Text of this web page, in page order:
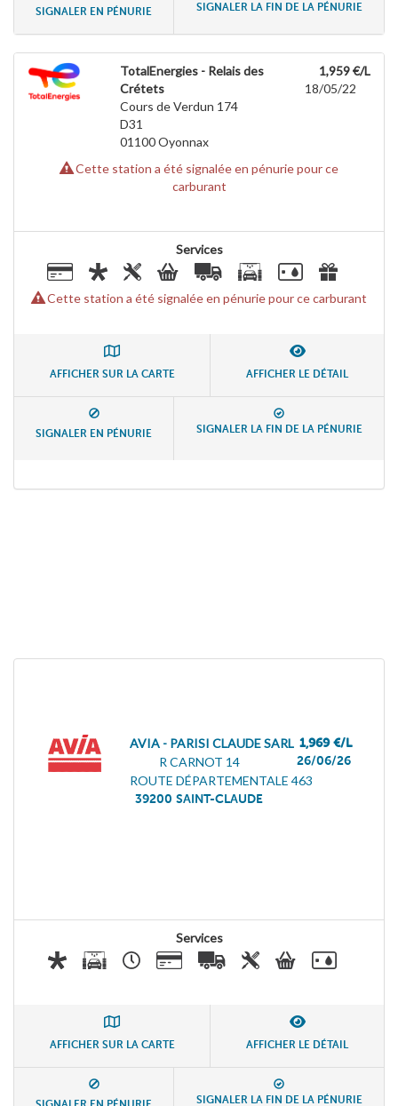
SIGNALER EN PÉNURIE SIGNALER LA FIN DE LA PÉNURIE
TotalEnergies - Relais des
Crétets
Cours de Verdun 174
D31
01100Oyonnax
1,959 €/L
18/05/22
Cette station a été signalée en pénurie pour ce
carburant
Services
Cette station a été signalée en pénurie pour ce carburant
AFFICHER SUR LA CARTE AFFICHER LE DÉTAIL
SIGNALER EN PÉNURIE SIGNALER LA FIN DE LA PÉNURIE
AVIA - PARISI CLAUDE SARL
R CARNOT 14
ROUTE DÉPARTEMENTALE 463
39200 SAINT-CLAUDE
1,969 €/L
26/06/26
Services
AFFICHER SUR LA CARTE AFFICHER LE DÉTAIL
SIGNALER LA FIN DE LA PÉNURIE